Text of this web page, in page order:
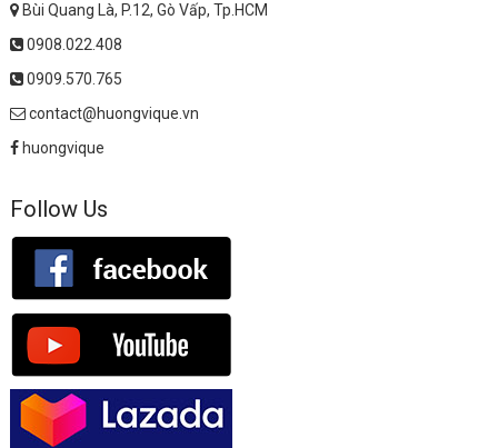
Bùi Quang Là, P.12, Gò Vấp, Tp.HCM
0908.022.408
0909.570.765
contact@huongvique.vn
huongvique
Follow Us